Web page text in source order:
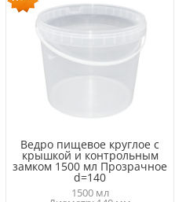
Ведро пищевое круглое с
крышкой и контрольным
замком 1500 мл Прозрачное
d=140
1500 мл